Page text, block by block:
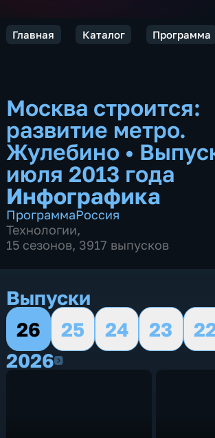
Главная Каталог Программа
Москва строится:
развитие метро.
Жулебино •
июля 2013 года
Инфографика
ПрограммаРоссия
Технологии,
15 сезонов, 3917 выпусков
Выпуски
26
25 24 23
20262026